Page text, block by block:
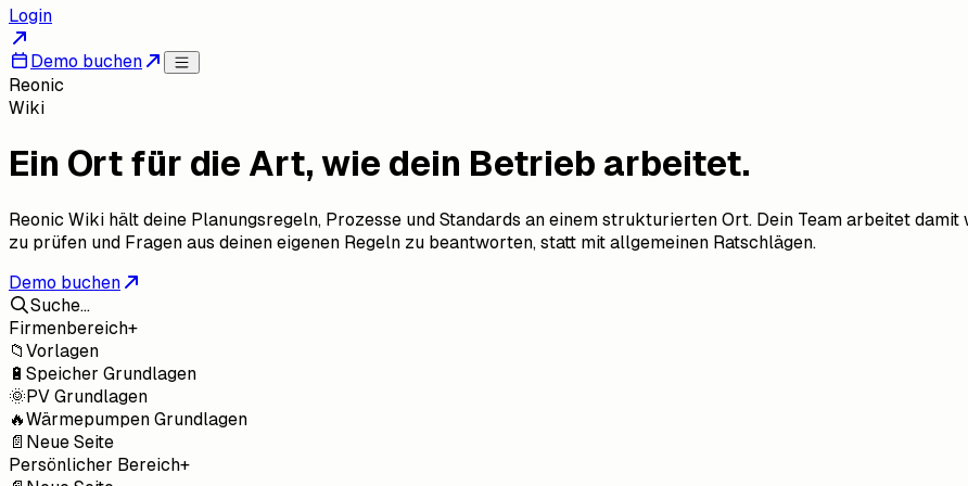
Login
Demo buchen
Reonic
Wiki
Ein Ort für die Art, wie dein Betrieb arbeitet.
Reonic Wiki hält deine Planungsregeln, Prozesse und Standards an einem strukturierten Ort. Dein Team arbeitet
zu prüfen und Fragen aus deinen eigenen Regeln zu beantworten, statt mit allgemeinen Ratschlägen.
Demo buchen
Suche…
Firmenbereich+
📁 Vorlagen
🔋 Speicher Grundlagen
🌞 PV Grundlagen
🔥Wärmepumpen Grundlagen
📄 Neue Seite
Persönlicher Bereich+